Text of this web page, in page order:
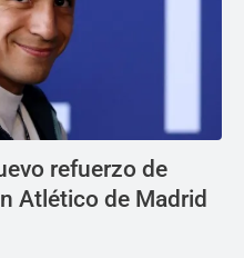
refuerzo de
Atlético de Madrid